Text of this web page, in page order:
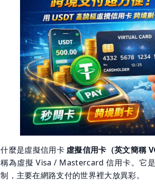
什麼是虛擬信用卡 虛擬信用卡（英文簡稱
稱為虛擬 Visa / Mastercard 信用卡。它
制，主要在網路支付的世界裡大放異彩。